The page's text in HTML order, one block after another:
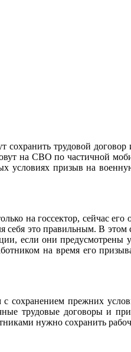
трудовой договор
на СВО по частичной
условиях призыв на
на госсектор, сейчас его
себя это правильным. В
если они предусмотрены
на время его
сохранением прежних
трудовые договоры и
нужно сохранить